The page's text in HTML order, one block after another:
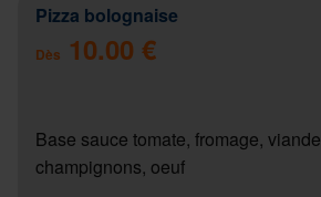
Pizza bolognaise
Dès 10.00 €
Base sauce tomate, fromage,
champignons, oeuf